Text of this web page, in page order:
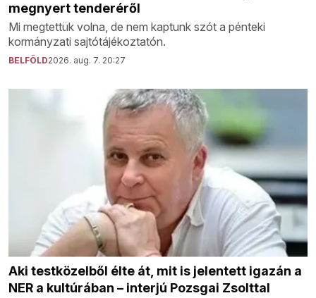
megnyert tenderéről
Mi megtettük volna, de nem kaptunk szót a pénteki
kormányzati sajtótájékoztatón.
BELFÖLD2026. aug. 7. 20:27
Aki testközelből élte át, mit is jelentett igazán a
NER a kultúrában – interjú Pozsgai Zsolttal